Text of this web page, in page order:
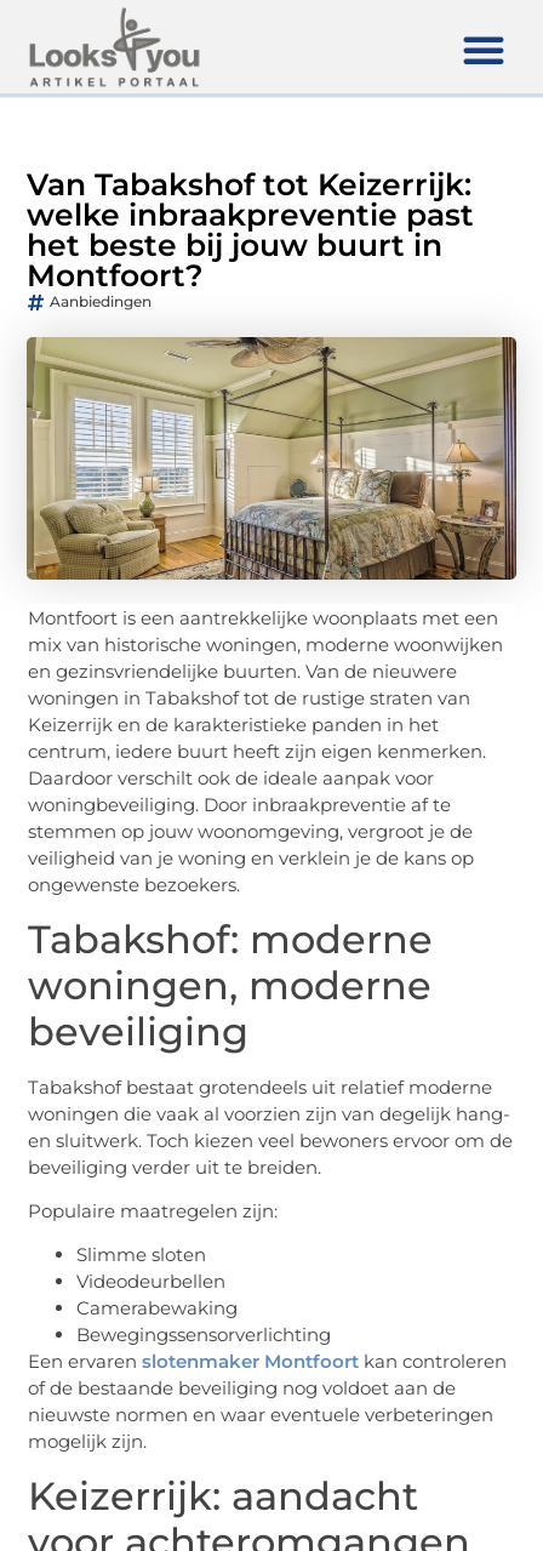
Van Tabakshof tot Keizerrijk:
welke inbraakpreventie past
het beste bij jouw buurt in
Montfoort?
Aanbiedingen
Montfoort is een aantrekkelijke woonplaats met een
mix van historische woningen, moderne woonwijken
en gezinsvriendelijke buurten. Van de nieuwere
woningen in Tabakshof tot de rustige straten van
Keizerrijk en de karakteristieke panden in het
centrum, iedere buurt heeft zijn eigen kenmerken.
Daardoor verschilt ook de ideale aanpak voor
woningbeveiliging. Door inbraakpreventie af te
stemmen op jouw woonomgeving, vergroot je de
veiligheid van je woning en verklein je de kans op
ongewenste bezoekers.
Tabakshof: moderne
woningen, moderne
beveiliging
Tabakshof bestaat grotendeels uit relatief moderne
woningen die vaak al voorzien zijn van degelijk hang-
en sluitwerk. Toch kiezen veel bewoners ervoor om de
beveiliging verder uit te breiden.
Populaire maatregelen zijn:
Slimme sloten
Videodeurbellen
Camerabewaking
Bewegingssensorverlichting
Een ervarenslotenmaker Montfoort kan controleren
of de bestaande beveiliging nog voldoet aan de
nieuwste normen en waar eventuele verbeteringen
mogelijk zijn.
Keizerrijk: aandacht